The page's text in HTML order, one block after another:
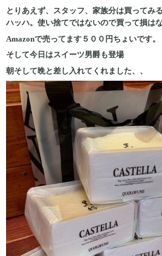
とりあえず、スタッフ、家族分は買ってみ
ハッハ。使い捨てではないので買って損は
Amazonで売ってます５００円ちょいです。
そして今日はスイーツ男爵も登場
朝そして晩と差し入れてくれました、、